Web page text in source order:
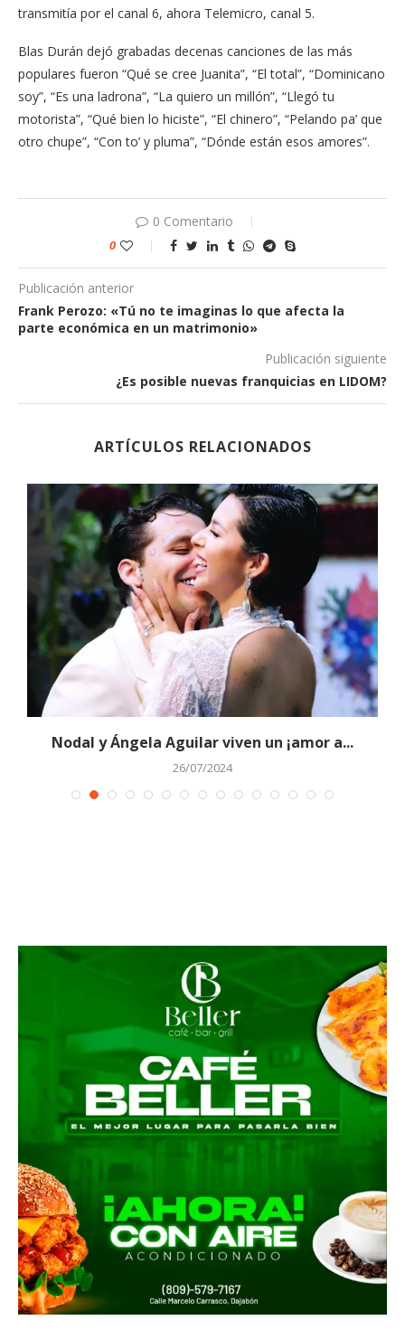
transmitía por el canal 6, ahora Telemicro, canal 5.
Blas Durán dejó grabadas decenas canciones de las más
populares fueron “Qué se cree Juanita”, “El total”, “Dominicano
soy”, “Es una ladrona”, “La quiero un millón”, “Llegó tu
motorista”, “Qué bien lo hiciste”, “El chinero”, “Pelando pa’ que
otro chupe”, “Con to’ y pluma”, “Dónde están esos amores”.
0 Comentario
0
Publicación anterior
Frank Perozo: «Tú no te imaginas lo que afecta la
parte económica en un matrimonio»
Publicación siguiente
¿Es posible nuevas franquicias en LIDOM?
ARTÍCULOS RELACIONADOS
Nodal y Ángela Aguilar viven un ¡amor a...
26/07/2024